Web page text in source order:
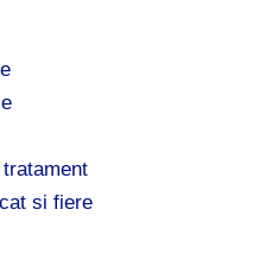
si fiere